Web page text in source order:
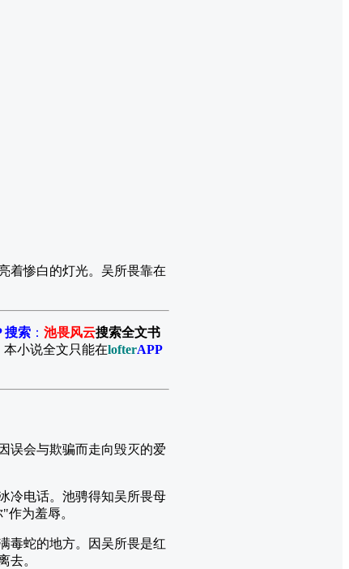
着惨白的灯光。吴所畏靠在
搜索 ： 池畏风云搜索全文书
本小说全文只能在lofterAPP
误会与欺骗而走向毁灭的爱
冷电话。池骋得知吴所畏母
为羞辱。
毒蛇的地方。因吴所畏是红
去。